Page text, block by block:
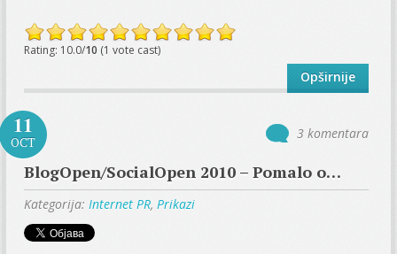
Rating: 10.0/10 (1 vote cast)
Opširnije
11
OCT
3 komentara
BlogOpen/SocialOpen 2010 – Pomalo o…
Kategorija: Internet PR, Prikazi